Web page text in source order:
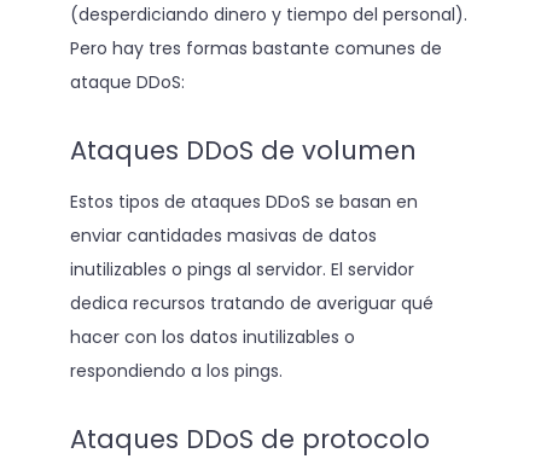
(desperdiciando dinero y tiempo del personal).
Pero hay tres formas bastante comunes de
ataque DDoS:
Ataques DDoS de volumen
Estos tipos de ataques DDoS se basan en
enviar cantidades masivas de datos
inutilizables o pings al servidor. El servidor
dedica recursos tratando de averiguar qué
hacer con los datos inutilizables o
respondiendo a los pings.
Ataques DDoS de protocolo